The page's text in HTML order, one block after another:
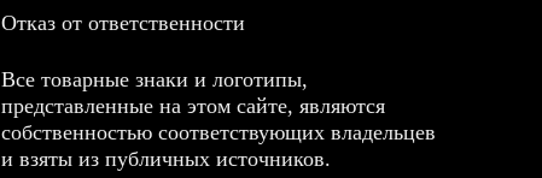
Отказ от ответственности
Все товарные знаки и логотипы,
представленные на этом сайте, являются
собственностью соответствующих владельцев
и взяты из публичных источников.